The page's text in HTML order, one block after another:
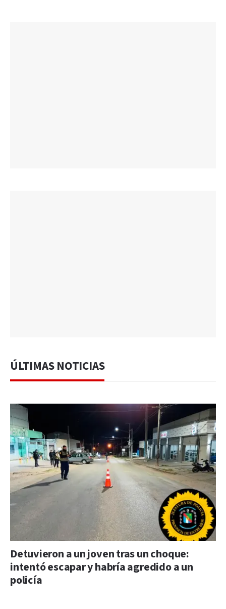
ÚLTIMAS NOTICIAS
Detuvieron a un joven tras un choque:
intentó escapar y habría agredido a un
policía